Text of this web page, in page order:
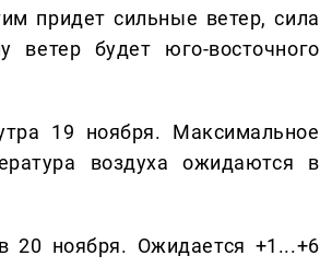
придет сильные ветер, сила
ветер будет юго-восточного
19 ноября. Максимальное
воздуха ожидаются в
20 ноября. Ожидается +1...+6